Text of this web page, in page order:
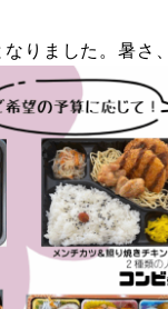
りました。暑さ